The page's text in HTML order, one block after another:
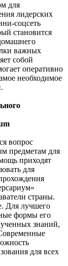
для
лидерских
соцсеть
становится
важных
собой
оперативно
необходимое
вопрос
предметам для
приходят
для
страны.
Для лучшего
формы его
знаний,
для всех